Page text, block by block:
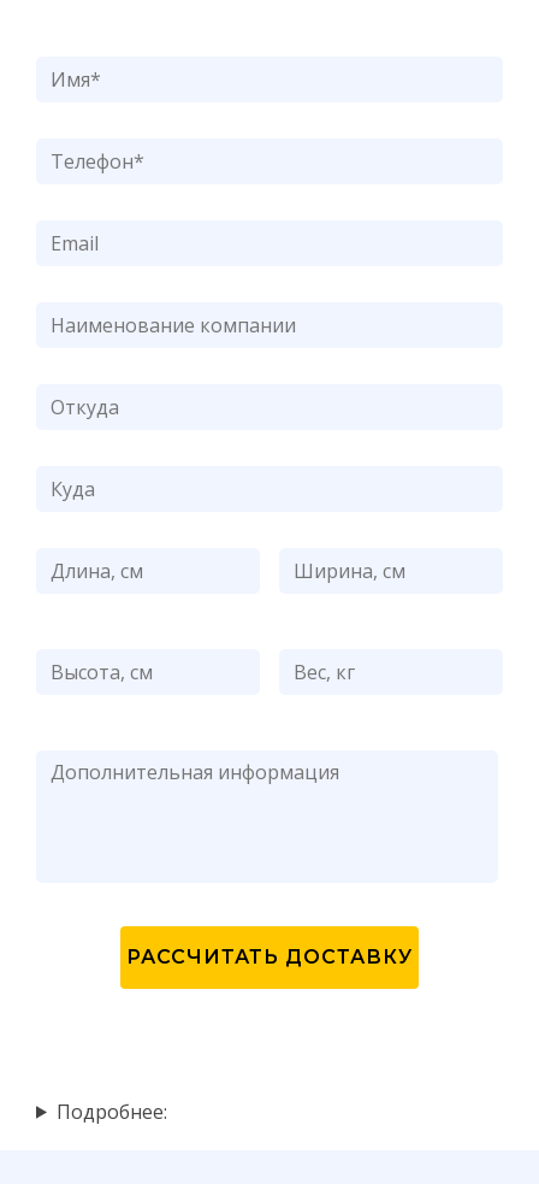
Подробнее: